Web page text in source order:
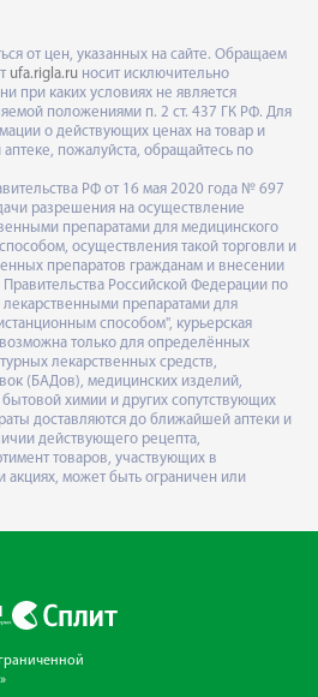
от цен, указанных на сайте. Обращаем
ufa.rigla.ru носит исключительно
при каких условиях не является
положениями п. 2 ст. 437 ГК РФ. Для
о действующих ценах на товар и
пожалуйста, обращайтесь по
РФ от 16 мая 2020 года № 697
разрешения на осуществление
препаратами для медицинского
осуществления такой торговли и
препаратов гражданам и внесении
Российской Федерации по
препаратами для
способом", курьерская
только для определённых
лекарственных средств,
(БАДов), медицинских изделий,
химии и других сопутствующих
доставляются до ближайшей аптеки и
действующего рецепта,
товаров, участвующих в
может быть ограничен или